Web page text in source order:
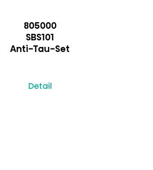
805000
SBS101
Anti-Tau-Set
Detail